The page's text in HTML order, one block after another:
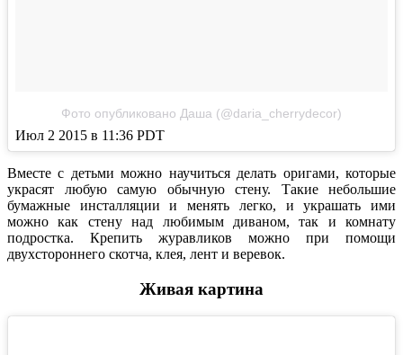
Фото опубликовано Даша (@daria_cherrydecor)
Июл 2 2015 в 11:36 PDT
Вместе с детьми можно научиться делать оригами, которые
украсят любую самую обычную стену. Такие небольшие
бумажные инсталляции и менять легко, и украшать ими
можно как стену над любимым диваном, так и комнату
подростка. Крепить журавликов можно при помощи
двухстороннего скотча, клея, лент и веревок.
Живая картина